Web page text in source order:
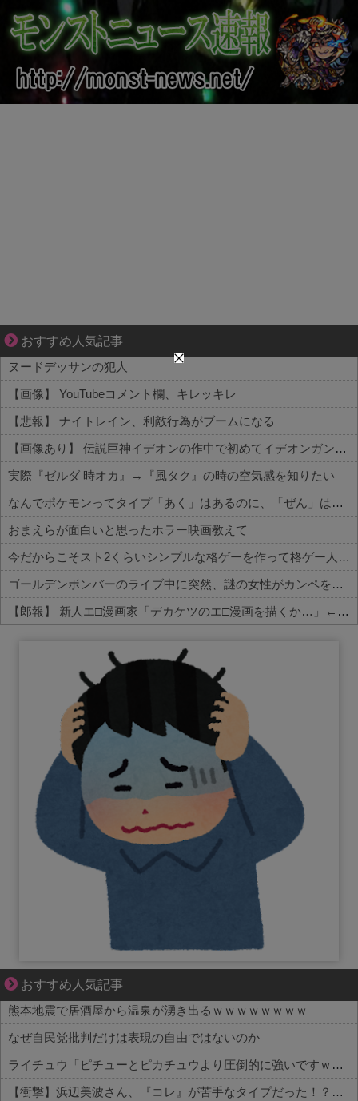
おすすめ人気記事
爽やか青年に忍び寄るストーカー疑惑
ヌードデッサンの犯人
【画像】 YouTubeコメント欄、キレッキレ
【悲報】 ナイトレイン、利敵行為がブームになる
【画像あり】 伝説巨神イデオンの作中で初めてイデオンガンを使用しその威力を目にした主人公達の反応がこちら…
実際『ゼルダ 時オカ』→『風タク』の時の空気感を知りたい
なんでポケモンってタイプ「あく」はあるのに、「ぜん」は無いの？
おまえらが面白いと思ったホラー映画教えて
今だからこそスト2くらいシンプルな格ゲーを作って格ゲー人口を増やした方がいいと思う
ゴールデンボンバーのライブ中に突然、謎の女性がカンペを持って、ステージ上に乱入！→演出かと思いきや、とんでもなくガチでやばすぎる大事故に・...
【郎報】 新人エ□漫画家「デカケツのエ□漫画を描くか…」←1000万円稼いでしまう
おすすめ人気記事
ブブ家のドタバタが、今日も愛おしい！
熊本地震で居酒屋から温泉が湧き出るｗｗｗｗｗｗｗｗ
なぜ自民党批判だけは表現の自由ではないのか
ライチュウ「ピチューとピカチュウより圧倒的に強いですｗｗｗｗ」←こいつが不人気な理由
【衝撃】浜辺美波さん、『コレ』が苦手なタイプだった！？←お世話してあげたい弱男が大量沸きしてしまうw w w w w w w w w